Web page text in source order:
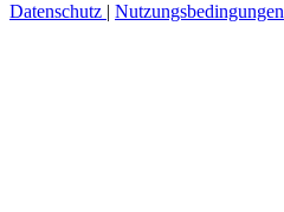
Datenschutz | Nutzungsbedingungen